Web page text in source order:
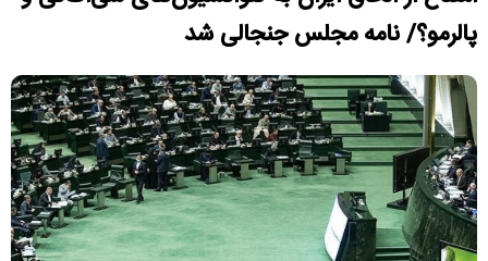
پالرمو؟/ نامه مجلس جنجالی شد